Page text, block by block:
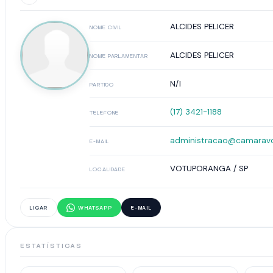
NOME CIVIL ALCIDES PELICER
NOME PARLAMENTAR ALCIDES PELICER
PARTIDO N/I
TELEFONE (17) 3421-1188
E-MAIL
LOCALIDADE VOTUPORANGA / SP
LIGAR WHATSAPP E-MAIL
ESTATÍSTICAS